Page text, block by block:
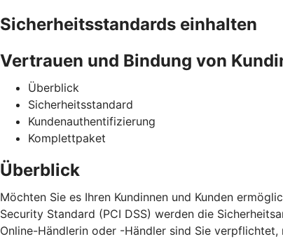
Sicherheitsstandards einhalten
Vertrauen und Bindung von
Überblick
Sicherheitsstandard
Kundenauthentifizierung
Komplettpaket
Überblick
Möchten Sie es Ihren Kundinnen und Kunden
Security Standard (PCI DSS) werden die
Online-Händlerin oder -Händler sind Sie